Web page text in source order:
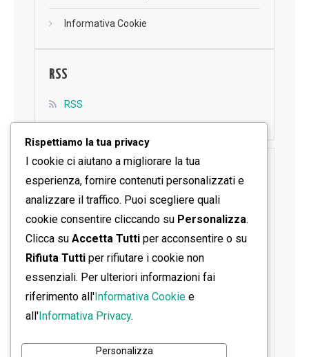
Informativa Cookie
RSS
RSS
SEGUICI SU FACEBOOK
Rispettiamo la tua privacy
I cookie ci aiutano a migliorare la tua
esperienza, fornire contenuti personalizzati e
analizzare il traffico. Puoi scegliere quali
cookie consentire cliccando su Personalizza.
Clicca su Accetta Tutti per acconsentire o su
Rifiuta Tutti per rifiutare i cookie non
essenziali. Per ulteriori informazioni fai
riferimento all'Informativa Cookie e
all'Informativa Privacy.
Personalizza